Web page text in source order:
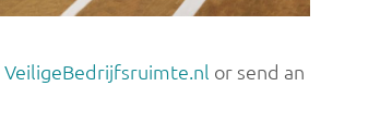
VeiligeBedrijfsruimte.nl or send an